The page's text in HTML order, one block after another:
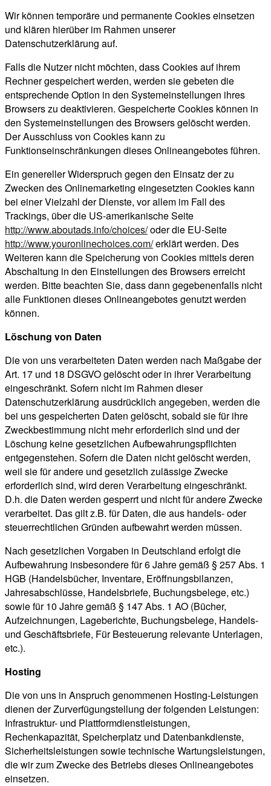
Wir können temporäre und permanente Cookies einsetzen
und klären hierüber im Rahmen unserer
Datenschutzerklärung auf.
Falls die Nutzer nicht möchten, dass Cookies auf ihrem
Rechner gespeichert werden, werden sie gebeten die
entsprechende Option in den Systemeinstellungen ihres
Browsers zu deaktivieren. Gespeicherte Cookies können in
den Systemeinstellungen des Browsers gelöscht werden.
Der Ausschluss von Cookies kann zu
Funktionseinschränkungen dieses Onlineangebotes führen.
Ein genereller Widerspruch gegen den Einsatz der zu
Zwecken des Onlinemarketing eingesetzten Cookies kann
bei einer Vielzahl der Dienste, vor allem im Fall des
Trackings, über die US-amerikanische Seite
http://www.aboutads.info/choices/oder die EU-Seite
http://www.youronlinechoices.com/erklärt werden. Des
Weiteren kann die Speicherung von Cookies mittels deren
Abschaltung in den Einstellungen des Browsers erreicht
werden. Bitte beachten Sie, dass dann gegebenenfalls nicht
alle Funktionen dieses Onlineangebotes genutzt werden
können.
Löschung von Daten
Die von uns verarbeiteten Daten werden nach Maßgabe der
Art. 17 und 18 DSGVO gelöscht oder in ihrer Verarbeitung
eingeschränkt. Sofern nicht im Rahmen dieser
Datenschutzerklärung ausdrücklich angegeben, werden die
bei uns gespeicherten Daten gelöscht, sobald sie für ihre
Zweckbestimmung nicht mehr erforderlich sind und der
Löschung keine gesetzlichen Aufbewahrungspflichten
entgegenstehen. Sofern die Daten nicht gelöscht werden,
weil sie für andere und gesetzlich zulässige Zwecke
erforderlich sind, wird deren Verarbeitung eingeschränkt.
D.h. die Daten werden gesperrt und nicht für andere Zwecke
verarbeitet. Das gilt z.B. für Daten, die aus handels- oder
steuerrechtlichen Gründen aufbewahrt werden müssen.
Nach gesetzlichen Vorgaben in Deutschland erfolgt die
Aufbewahrung insbesondere für 6 Jahre gemäß § 257 Abs. 1
HGB (Handelsbücher, Inventare, Eröffnungsbilanzen,
Jahresabschlüsse, Handelsbriefe, Buchungsbelege, etc.)
sowie für 10 Jahre gemäß § 147 Abs. 1 AO (Bücher,
Aufzeichnungen, Lageberichte, Buchungsbelege, Handels-
und Geschäftsbriefe, Für Besteuerung relevante Unterlagen,
etc.).
Hosting
Die von uns in Anspruch genommenen Hosting-Leistungen
dienen der Zurverfügungstellung der folgenden Leistungen:
Infrastruktur- und Plattformdienstleistungen,
Rechenkapazität, Speicherplatz und Datenbankdienste,
Sicherheitsleistungen sowie technische Wartungsleistungen,
die wir zum Zwecke des Betriebs dieses Onlineangebotes
einsetzen.